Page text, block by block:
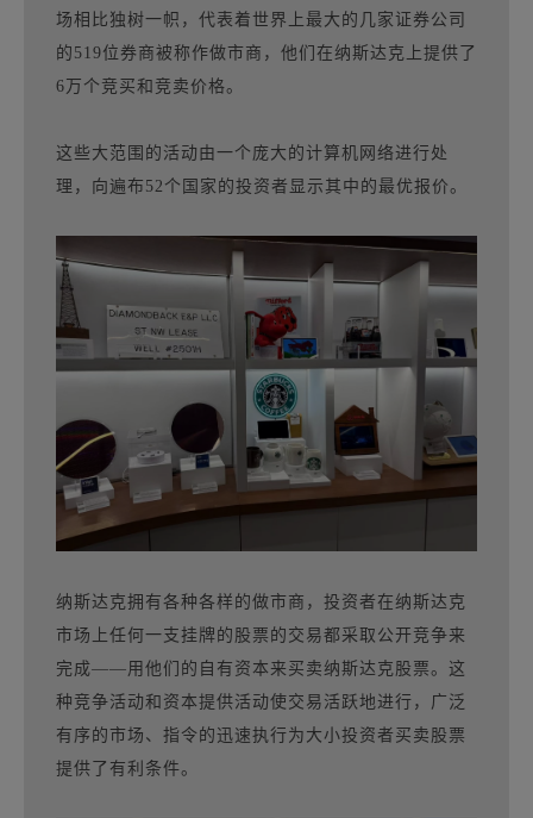
场相比独树一帜，代表着世界上最大的几家证券公司
的519位券商被称作做市商，他们在纳斯达克上提供了
6万个竞买和竞卖价格。
这些大范围的活动由一个庞大的计算机网络进行处
理，向遍布52个国家的投资者显示其中的最优报价。
纳斯达克拥有各种各样的做市商，投资者在纳斯达克
市场上任何一支挂牌的股票的交易都采取公开竞争来
完成——用他们的自有资本来买卖纳斯达克股票。这
种竞争活动和资本提供活动使交易活跃地进行，广泛
有序的市场、指令的迅速执行为大小投资者买卖股票
提供了有利条件。